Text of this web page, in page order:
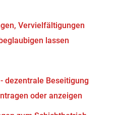
Vervielfältigungen
lassen
dezentrale Beseitigung
oder anzeigen